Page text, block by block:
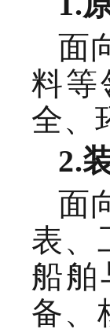
面
料
全、
2.
面
表、
船
备、